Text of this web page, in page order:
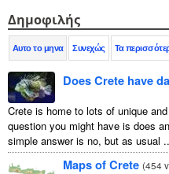
Δημοφιλής
Αυτο το μηνα Συνεχώς Τα
Does Crete have
Crete is home to lots of unique
question you might have is does
simple answer is no, but as usual
Maps of Crete (454